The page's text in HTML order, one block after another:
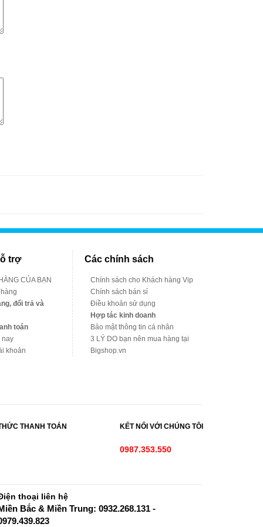
trợ
CỦA BẠN
đổi trả và
toán
nay
khoản
Các chính sách
Chính sách cho Khách hàng Vip
Chính sách bán sỉ
Điều khoản sử dụng
Hợp tác kinh doanh
Bảo mật thông tin cá nhân
3 LÝ DO bạn nên mua hàng tại
Bigshop.vn
KẾT NỐI VỚI CHÚNG TÔI
0987.353.550
THANH TOÁN
thoại liên hệ
Bắc & Miền Trung: 0932.268.131 -